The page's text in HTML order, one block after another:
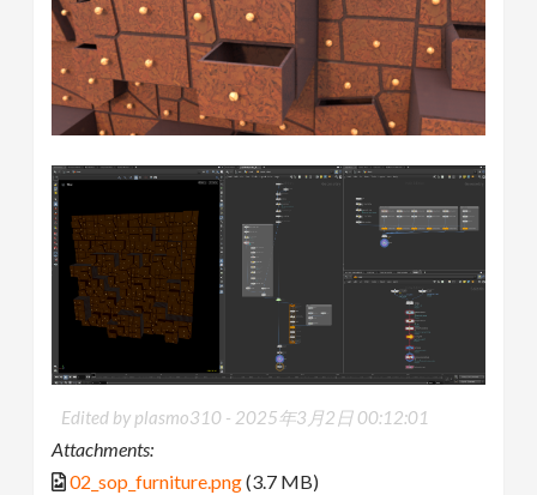
Edited by plasmo310 - 2025年3月2日 00:12:01
Attachments:
02_sop_furniture.png(3.7 MB)